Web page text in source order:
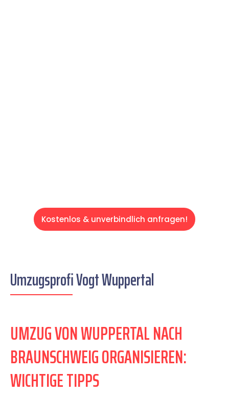
Kostenlos & unverbindlich anfragen!
Umzugsprofi Vogt Wuppertal
UMZUG VON WUPPERTAL NACH
BRAUNSCHWEIG ORGANISIEREN:
WICHTIGE TIPPS